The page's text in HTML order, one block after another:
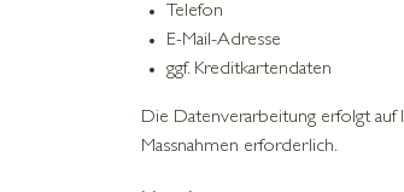
Telefon
E-Mail-Adresse
ggf. Kreditkartendaten
Die Datenverarbeitung erfolgt auf
Massnahmen erforderlich.